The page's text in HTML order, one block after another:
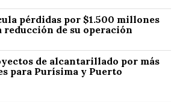
pérdidas por $1.500 millones
reducción de su operación
de alcantarillado por más
para Purísima y Puerto